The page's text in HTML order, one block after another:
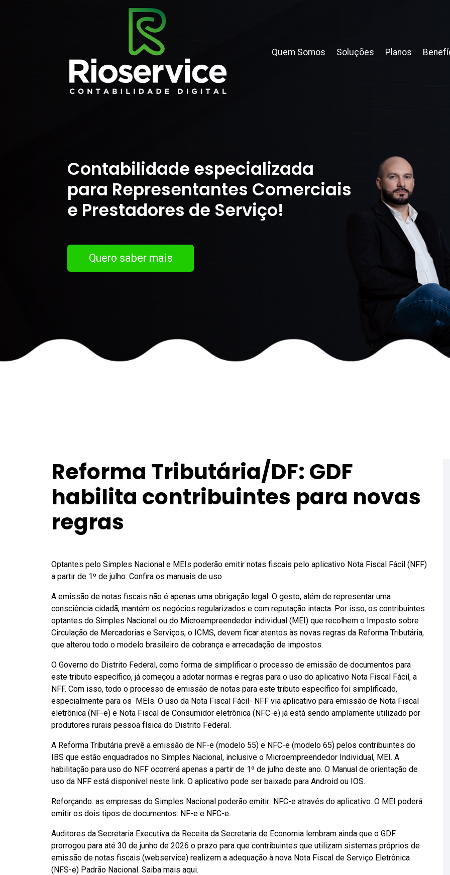
Quem Somos Soluções Planos
Contabilidade especializada
para Representantes Comerciais
e Prestadores de Serviço!
Quero saber mais
Reforma Tributária/DF: GDF
habilita contribuintes para novas
regras
Optantes pelo Simples Nacional e MEIs poderão emitir notas fiscais pelo aplicativo Nota Fiscal Fácil (NFF)
a partir de 1º de julho. Confira os manuais de uso
A emissão de notas fiscais não é apenas uma obrigação legal. O gesto, além de representar uma
consciência cidadã, mantém os negócios regularizados e com reputação intacta. Por isso, os contribuintes
optantes do Simples Nacional ou do Microempreendedor individual (MEI) que recolhem o Imposto sobre
Circulação de Mercadorias e Serviços, o ICMS, devem ficar atentos às novas regras da Reforma Tributária,
que alterou todo o modelo brasileiro de cobrança e arrecadação de impostos.
O Governo do Distrito Federal, como forma de simplificar o processo de emissão de documentos para
este tributo específico, já começou a adotar normas e regras para o uso do aplicativo Nota Fiscal Fácil, a
NFF. Com isso, todo o processo de emissão de notas para este tributo específico foi simplificado,
especialmente para os MEIs. O uso da Nota Fiscal Fácil- NFF via aplicativo para emissão de Nota Fiscal
eletrônica (NF-e) e Nota Fiscal de Consumidor eletrônica (NFC-e) já está sendo amplamente utilizado por
produtores rurais pessoa física do Distrito Federal.
A Reforma Tributária prevê a emissão de NF-e (modelo 55) e NFC-e (modelo 65) pelos contribuintes do
IBS que estão enquadrados no Simples Nacional, inclusive o Microempreendedor Individual, MEI. A
habilitação para uso do NFF ocorrerá apenas a partir de 1º de julho deste ano. O Manual de orientação de
uso da NFF está disponível neste link. O aplicativo pode ser baixado para Android ou IOS.
Reforçando: as empresas do Simples Nacional poderão emitir NFC-e através do aplicativo. O MEI poderá
emitir os dois tipos de documentos: NF-e e NFC-e.
Auditores da Secretaria Executiva da Receita da Secretaria de Economia lembram ainda que o GDF
prorrogou para até 30 de junho de 2026 o prazo para que contribuintes que utilizam sistemas próprios de
emissão de notas fiscais (webservice) realizem a adequação à nova Nota Fiscal de Serviço Eletrônica
(NFS-e) Padrão Nacional. Saiba mais aqui.